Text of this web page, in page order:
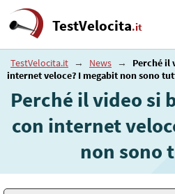
TestVelocita.it
TestVelocita.it → News →
Perché il
internet veloce? I megabit non sono
Perché il video si
con internet
non sono